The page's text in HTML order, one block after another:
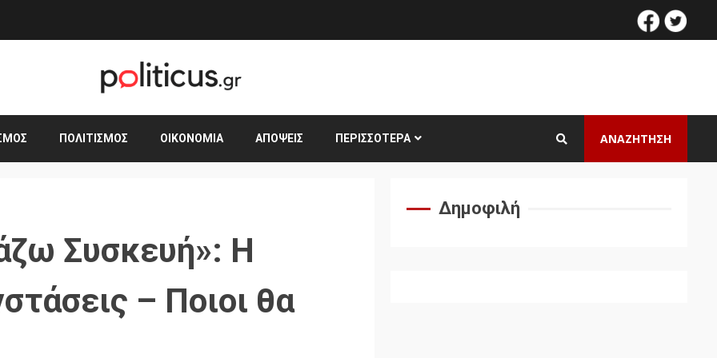
facebook
ΠΟΛΙΤΙΣΜΌΣ ΟΙΚΟΝΟΜΊΑ ΑΠΌΨΕΙΣ ΠΕΡΙΣΣΌΤΕΡΑ ΑΝΑΖΗΤΗΣΗ
Συσκευή»: Η
– Ποιοι θα
Δημοφιλή